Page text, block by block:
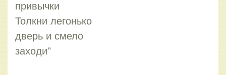
привычки
Толкни легонько
дверь и смело
заходи"